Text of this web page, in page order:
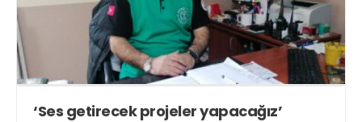
‘Ses getirecek projeler yapacağız’